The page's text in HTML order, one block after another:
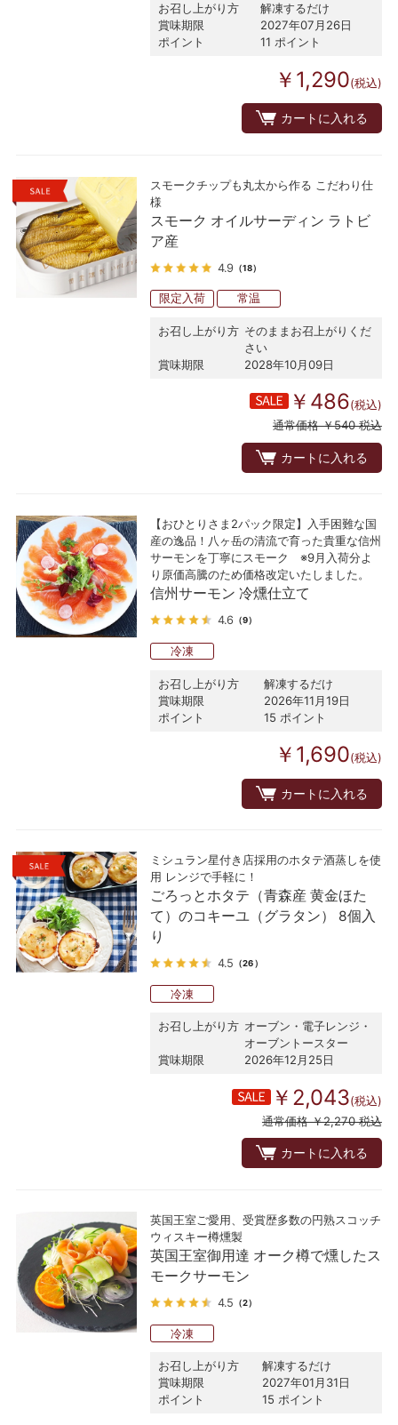
お召し上がり方
解凍するだけ
賞味期限
2027年07月26日
ポイント
11 ポイント
￥1,290(税込)
カートに入れる
スモークチップも丸太から作る こだわり仕
様
スモーク オイルサーディン ラトビ
ア産
4.9 （18）
限定入荷 常温
お召し上がり方 そのままお召上がりくだ
さい
賞味期限
2028年10月09日
￥486(税込)
通常価格 ￥540 税込
カートに入れる
【おひとりさま2パック限定】入手困難な国
産の逸品！八ヶ岳の清流で育った貴重な信州
サーモンを丁寧にスモーク ※9月入荷分よ
り原価高騰のため価格改定いたしました。
信州サーモン 冷燻仕立て
4.6 （9）
冷凍
お召し上がり方
解凍するだけ
賞味期限
2026年11月19日
ポイント
15 ポイント
￥1,690(税込)
カートに入れる
ミシュラン星付き店採用のホタテ酒蒸しを使
用 レンジで手軽に！
ごろっとホタテ（青森産 黄金ほた
て）のコキーユ（グラタン） 8個入
り
4.5 （26）
冷凍
お召し上がり方 オーブン・電子レンジ・
オーブントースター
賞味期限
2026年12月25日
￥2,043(税込)
通常価格 ￥2,270 税込
カートに入れる
英国王室ご愛用、受賞歴多数の円熟スコッチ
ウィスキー樽燻製
英国王室御用達 オーク樽で燻したス
モークサーモン
4.5 （2）
冷凍
お召し上がり方
解凍するだけ
賞味期限
2027年01月31日
ポイント
15 ポイント